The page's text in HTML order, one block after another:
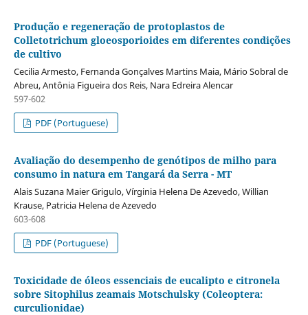
Produção e regeneração de protoplastos de
Colletotrichum gloeosporioides em diferentes condições
de cultivo
Cecilia Armesto, Fernanda Gonçalves Martins Maia, Mário Sobral de
Abreu, Antônia Figueira dos Reis, Nara Edreira Alencar
597-602
PDF (Portuguese)
Avaliação do desempenho de genótipos de milho para
consumo in natura em Tangará da Serra - MT
Alais Suzana Maier Grigulo, Vírginia Helena De Azevedo, Willian
Krause, Patricia Helena de Azevedo
603-608
PDF (Portuguese)
Toxicidade de óleos essenciais de eucalipto e citronela
sobre Sitophilus zeamais Motschulsky (Coleoptera:
curculionidae)